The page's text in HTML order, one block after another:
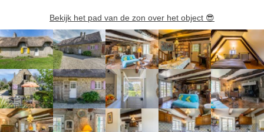
Bekijk het pad van de zon over het object 😎